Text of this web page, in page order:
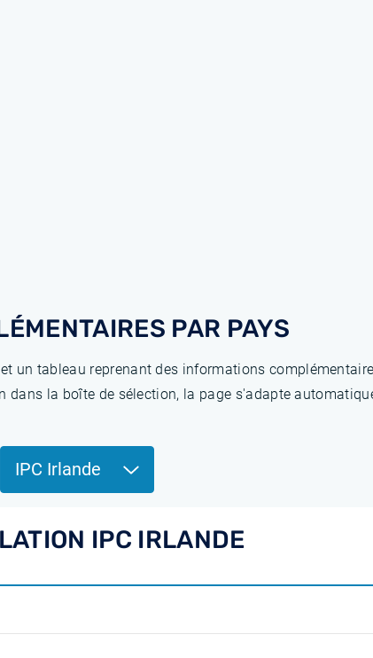
PAR PAYS
un tableau reprenant des informations
dans la boîte de sélection, la page s'adapte
IPC Irlande
IPC IRLANDE